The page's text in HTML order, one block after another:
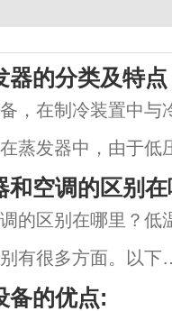
器的分类及特点
，在制冷装置中与
蒸发器中，由于低
空间吸热，从而使
冷的目的。因此，
和空调的区别
的区别在哪里？低
有很多方面。以下
作原理：低温热泵
备的优点: